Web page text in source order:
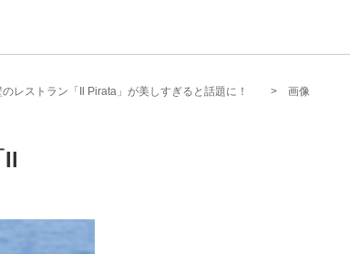
レストラン「Il Pirata」が美しすぎると話題に！ 画像
Il